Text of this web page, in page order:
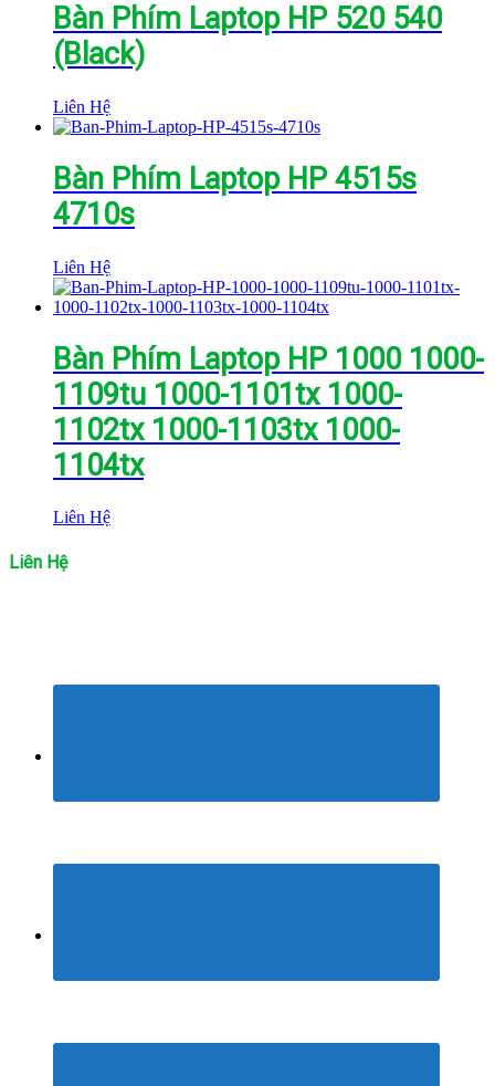
Bàn Phím Laptop HP 520 540
(Black)
Liên Hệ
Bàn Phím Laptop HP 4515s
4710s
Liên Hệ
Bàn Phím Laptop HP 1000 1000-
1109tu 1000-1101tx 1000-
1102tx 1000-1103tx 1000-
1104tx
Liên Hệ
Liên Hệ